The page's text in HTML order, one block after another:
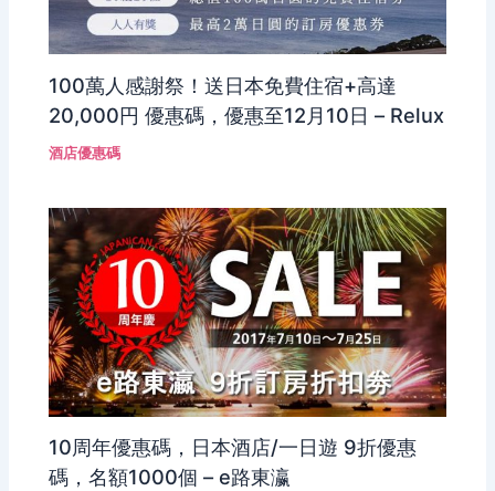
100萬人感謝祭！送日本免費住宿+高達
20,000円 優惠碼，優惠至12月10日 – Relux
酒店優惠碼
10周年優惠碼，日本酒店/一日遊 9折優惠
碼，名額1000個 – e路東瀛